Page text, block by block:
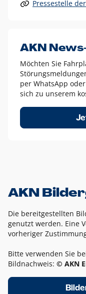
Alle anderen Logo-
Diese Ausnahmen
dem AKN Blau,
weißes Logo
schwarzes
Um das Logo herum
Höhe bzw. Breite des
Pressestelle
AKN
Möchten Sie
per WhatsApp
sich zu unserem
AKN
Die bereitgestellten
genutzt werden. Eine
vorheriger
Bitte verwenden Sie
Bildnachweis: © AKN